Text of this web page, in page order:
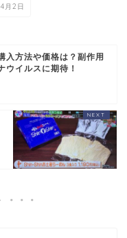
月2日
入方法や価格は？副作用
ウイルスに期待！